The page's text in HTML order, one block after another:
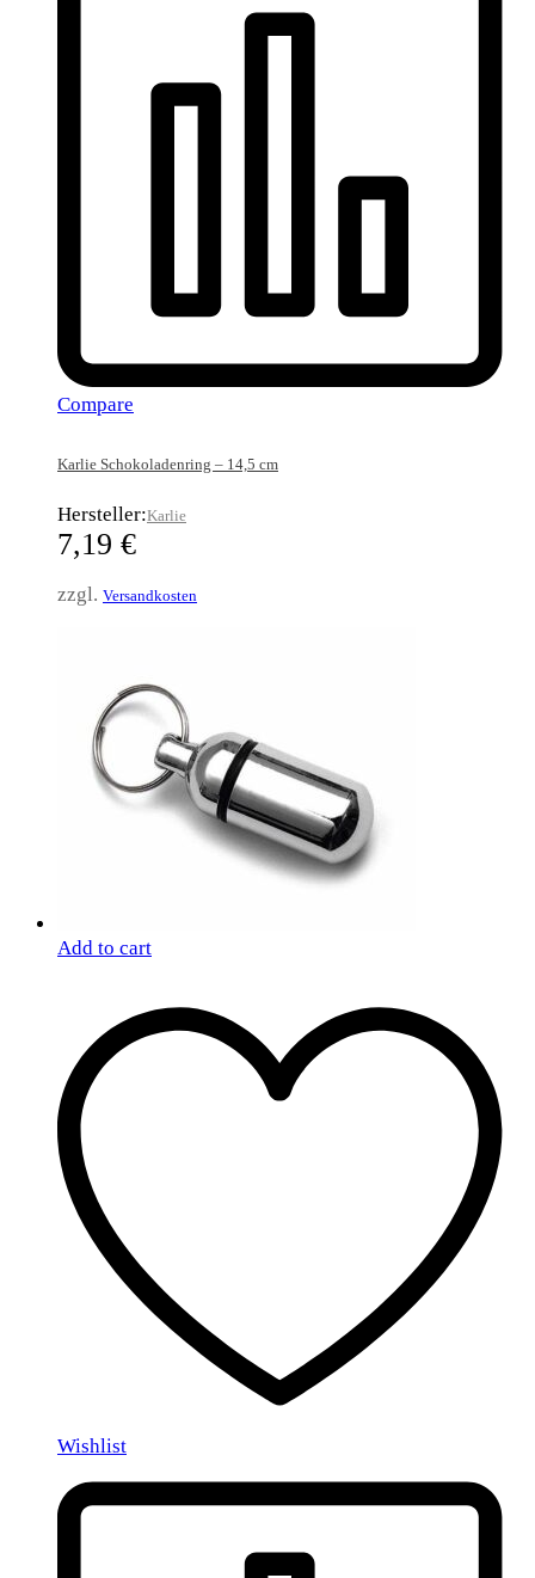
Compare
Karlie Schokoladenring – 14,5 cm
Hersteller:Karlie
7,19 €
zzgl. Versandkosten
Add to cart
Wishlist